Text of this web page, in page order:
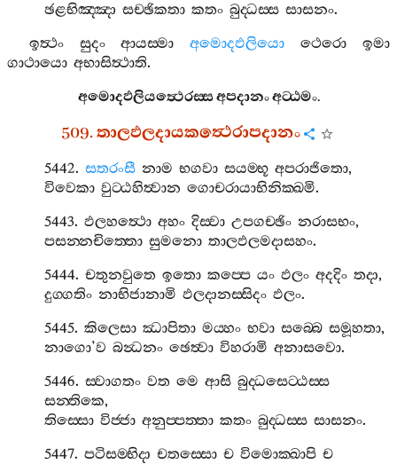
ඡළභිඤ‍්ඤා සච‍්ඡිකතා කතං බුද‍්ධස‍්ස සාසනං.
ඉත්‍ථං
සුදං ආයස‍්මා අමොදඵලියො ථෙරො
ඉමා
ගාථායො අභාසිත්‍ථාති.
අමොදඵලියත්‍ථෙරස‍්සඅපදානංඅට‍්ඨමං.
509.තාලඵලදායකත්‍ථෙරාපදානං
5442.සතරංසී නාම භගවා සයම‍්භූ අපරාජිතො,
විවෙකා වුට‍්ඨහිත්‍වාන ගොචරායාභිනික‍්ඛමි.
5443.ඵලහත්‍ථො අහං දිස‍්වා උපගච‍්ඡිං නරාසභං,
පසන‍්නචිත‍්තො සුමනො තාලඵලමදාසහං.
5444.චතුනවුතෙ ඉතො කප‍්පෙ යං ඵලං අදදිං තදා,
දුග‍්ගතිං නාභිජානාමි ඵලදානස‍්සිදං ඵලං.
5445.කිලෙසා ඣාපිතා මය‍්හං භවා සබ‍්බෙ සමූහතා,
නාගො’ව බන්‍ධනං ඡෙත්‍වා විහරාමි අනාසවො.
5446.ස‍්වාගතං වත මෙ ආසි බුද‍්ධසෙට‍්ඨස‍්ස
සන‍්තිකෙ,
තිස‍්සො විජ‍්ජා අනුප‍්පත‍්තා කතං බුද‍්ධස‍්ස සාසනං.
5447.පටිසම‍්භිදා චතස‍්සො ච විමොක‍්ඛාපි ච